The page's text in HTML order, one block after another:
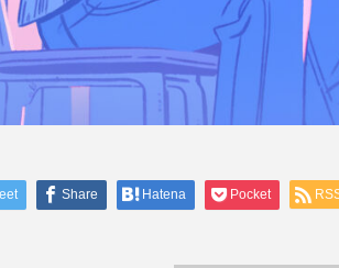
Share Hatena Pocket